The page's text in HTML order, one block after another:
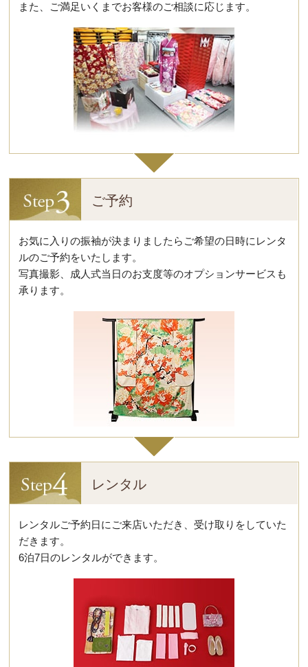
また、ご満足いくまでお客様のご相談に応じます。
ご予約
お気に入りの振袖が決まりましたらご希望の日時にレンタ
ルのご予約をいたします。
写真撮影、成人式当日のお支度等のオプションサービスも
承ります。
レンタル
レンタルご予約日にご来店いただき、受け取りをしていた
だきます。
6泊7日のレンタルができます。